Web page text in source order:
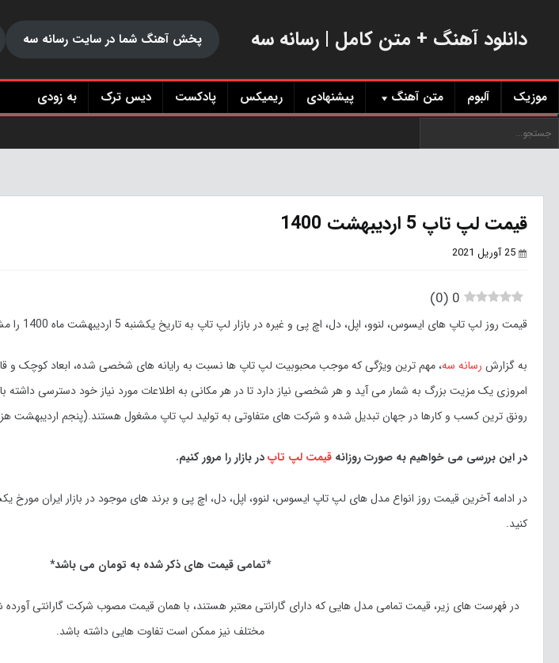
دانلود آهنگ + متن کامل | رسانه سه پخش آهنگ شما در سایت رسانه سه
موزیک آلبوم متن آهنگ پیشنهادی ریمیکس پادکست دیس ترک به زودی
قیمت لپ تاپ 5 اردیبهشت 1400
25 آوریل 2021
0
(
0
)
قیمت روز لپ تاپ های ایسوس، لنوو، اپل، دل، اچ پی و غیره در بازار لپ تاپ به تاریخ یکشنبه 5 اردیبهشت ماه 1400 را مشاهده می کنید.
به گزارش رسانه سه، مهم ترین ویژگی که موجب محبوبیت لپ تاپ ها نسبت به رایانه های شخصی شده، ابعاد کوچک و
امروزی یک مزیت بزرگ به شمار می آید و هر شخصی نیاز دارد تا در هر مکانی به اطلاعات مورد نیاز خود دسترسی داشته
رونق ترین کسب و کار‌ها در جهان تبدیل شده و شرکت های متفاوتی به تولید لپ تاپ مشغول هستند.(پنجم اردیبهشت
در این بررسی می خواهیم به صورت روزانه قیمت لپ تاپدر بازار را مرور کنیم.
کنید.
*تمامی قیمت های ذکر شده به تومان می باشد*
در فهرست های زیر، قیمت تمامی مدل هایی که دارای گارانتی معتبر هستند، با همان قیمت مصوب شرکت گارانتی
مختلف نیز ممکن است تفاوت هایی داشته باشد.